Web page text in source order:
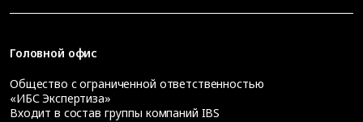
Головной офис
Общество с ограниченной ответственностью
«ИБС Экспертиза»
Входит в состав группы компаний IBS